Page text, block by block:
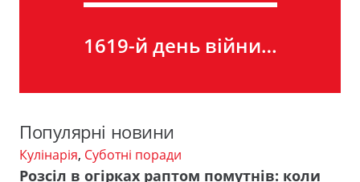
1619-й день війни…
Популярні новини
Кулінарія, Суботні поради
Розсіл в огірках раптом помутнів: коли